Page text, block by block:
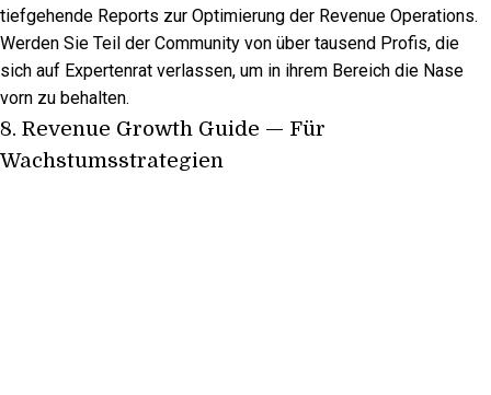
tiefgehende Reports zur Optimierung der Revenue Operations.
Werden Sie Teil der Community von über tausend Profis, die
sich auf Expertenrat verlassen, um in ihrem Bereich die Nase
vorn zu behalten.
8. Revenue Growth Guide — Für
Wachstumsstrategien